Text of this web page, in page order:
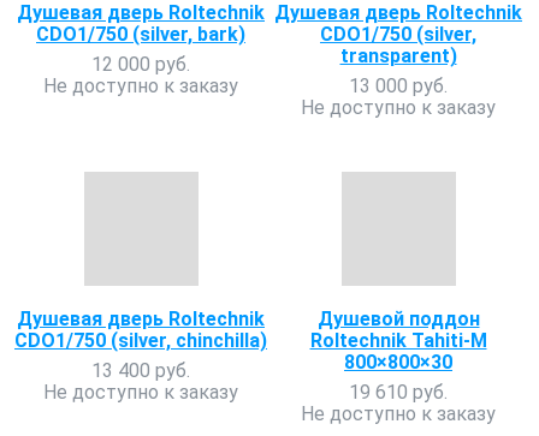
Душевая дверь Roltechnik
CDO1/750 (silver, bark)
12 000 руб.
Не доступно к заказу
Душевая дверь Roltechnik
CDO1/750 (silver,
transparent)
13 000 руб.
Не доступно к заказу
Душевая дверь Roltechnik
CDO1/750 (silver, chinchilla)
13 400 руб.
Не доступно к заказу
Душевой поддон
Roltechnik Tahiti-M
800×800×30
19 610 руб.
Не доступно к заказу